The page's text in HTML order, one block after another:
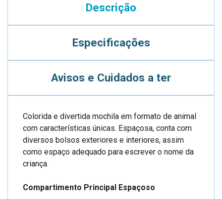
Descrição
Especificações
Avisos e Cuidados a ter
Colorida e divertida mochila em formato de animal
com características únicas. Espaçosa, conta com
diversos bolsos exteriores e interiores, assim
como espaço adequado para escrever o nome da
criança.
Compartimento Principal Espaçoso